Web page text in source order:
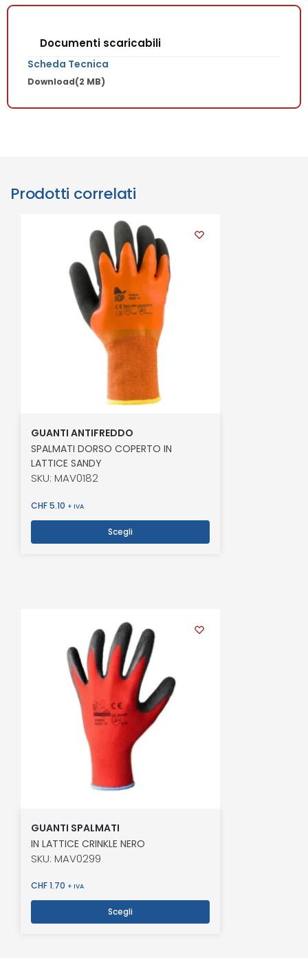
Documenti scaricabili
Scheda Tecnica
Download(2 MB)
Prodotti correlati
GUANTI ANTIFREDDO
SPALMATI DORSO COPERTO IN
LATTICE SANDY
SKU: MAV0182
CHF5.10 + IVA
Scegli
GUANTI SPALMATI
IN LATTICE CRINKLE NERO
SKU: MAV0299
CHF1.70 + IVA
Scegli